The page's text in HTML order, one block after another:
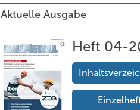
Aktuelle Ausgabe
Heft 04-